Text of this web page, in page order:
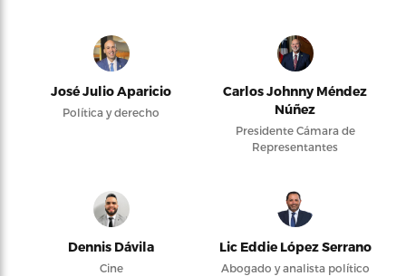
José Julio Aparicio
Política y derecho
Carlos Johnny Méndez
Núñez
Presidente Cámara de
Representantes
Dennis Dávila
Cine
Lic Eddie López Serrano
Abogado y analista político